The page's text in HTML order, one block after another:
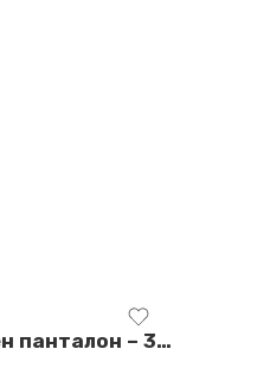
Дамски сатенен панталон – 3530